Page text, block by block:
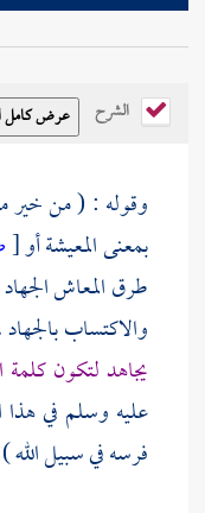
الشرح
وقوله : ( من خير
بمعنى المعيشة أو[
طرق المعاش
والاكتساب
يجاهد لتكون كلمة
عليه وسلم في
فرسه في سبيل الله